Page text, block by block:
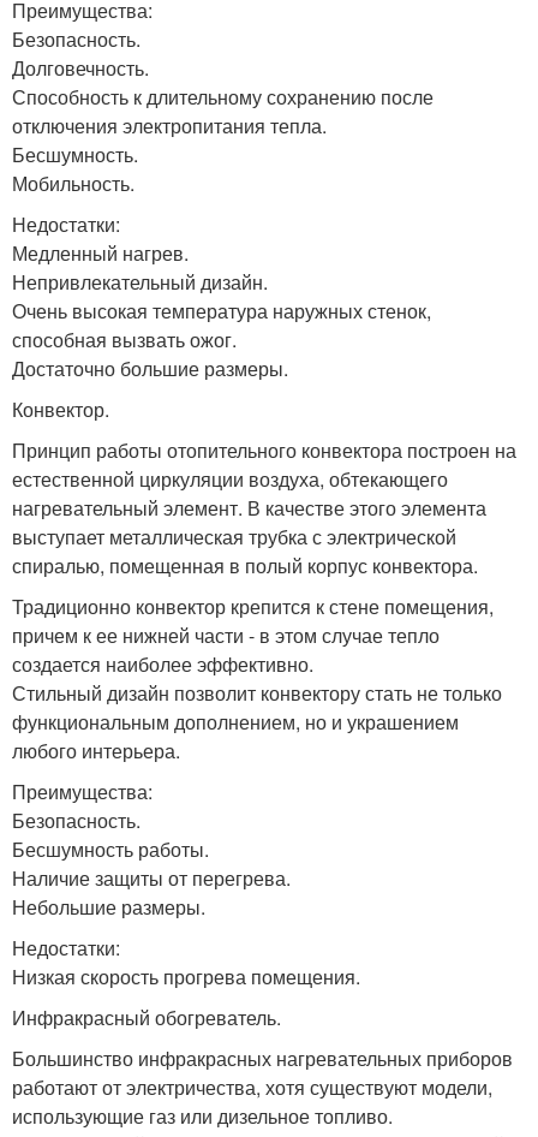
Преимущества:
Безопасность.
Долговечность.
Способность к длительному сохранению после
отключения электропитания тепла.
Бесшумность.
Мобильность.
Недостатки:
Медленный нагрев.
Непривлекательный дизайн.
Очень высокая температура наружных стенок,
способная вызвать ожог.
Достаточно большие размеры.
Конвектор.
Принцип работы отопительного конвектора построен на
естественной циркуляции воздуха, обтекающего
нагревательный элемент. В качестве этого элемента
выступает металлическая трубка с электрической
спиралью, помещенная в полый корпус конвектора.
Традиционно конвектор крепится к стене помещения,
причем к ее нижней части - в этом случае тепло
создается наиболее эффективно.
Стильный дизайн позволит конвектору стать не только
функциональным дополнением, но и украшением
любого интерьера.
Преимущества:
Безопасность.
Бесшумность работы.
Наличие защиты от перегрева.
Небольшие размеры.
Недостатки:
Низкая скорость прогрева помещения.
Инфракрасный обогреватель.
Большинство инфракрасных нагревательных приборов
работают от электричества, хотя существуют модели,
использующие газ или дизельное топливо.